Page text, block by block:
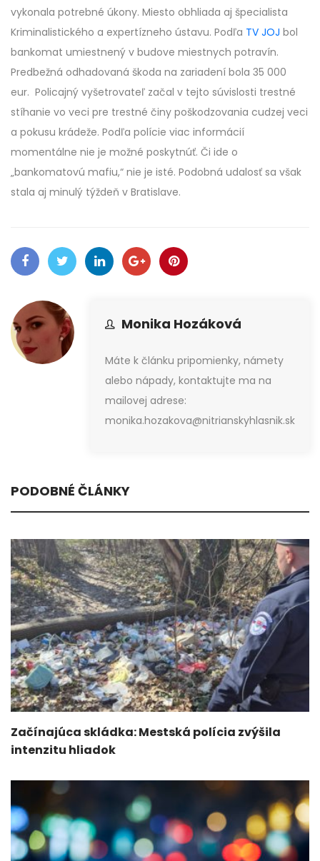
vykonala potrebné úkony. Miesto obhliada aj špecialista
Kriminalistického a expertízneho ústavu. Podľa TV JOJ bol
bankomat umiestnený v budove miestnych potravín.
Predbežná odhadovaná škoda na zariadení bola 35 000
eur. Policajný vyšetrovateľ začal v tejto súvislosti trestné
stíhanie vo veci pre trestné činy poškodzovania cudzej veci
a pokusu krádeže. Podľa polície viac informácií
momentálne nie je možné poskytnúť. Či ide o
„bankomatovú mafiu,“ nie je isté. Podobná udalosť sa však
stala aj minulý týždeň v Bratislave.
Monika Hozáková
Máte k článku pripomienky, námety
alebo nápady, kontaktujte ma na
mailovej adrese:
monika.hozakova@nitrianskyhlasnik.sk
PODOBNÉ ČLÁNKY
Začínajúca skládka: Mestská polícia zvýšila
intenzitu hliadok